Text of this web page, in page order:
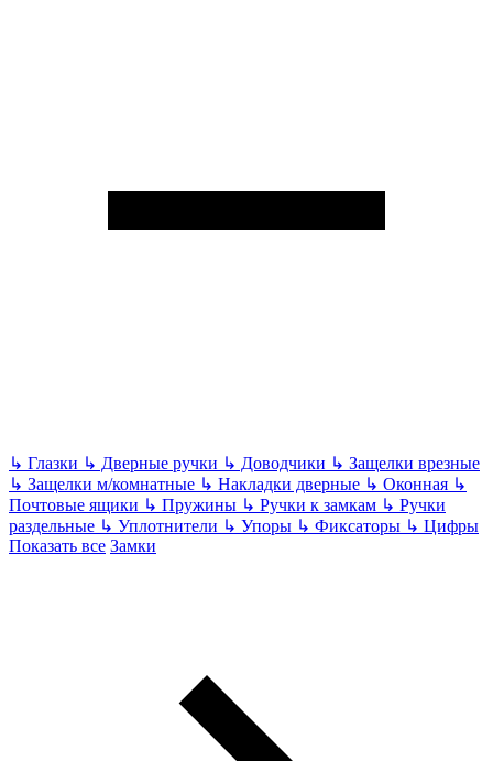
↳ Глазки ↳ Дверные ручки ↳ Доводчики ↳ Защелки врезные
↳ Защелки м/комнатные ↳ Накладки дверные ↳ Оконная ↳
Почтовые ящики ↳ Пружины ↳ Ручки к замкам ↳ Ручки
раздельные ↳ Уплотнители ↳ Упоры ↳ Фиксаторы ↳ Цифры
Показать все Замки